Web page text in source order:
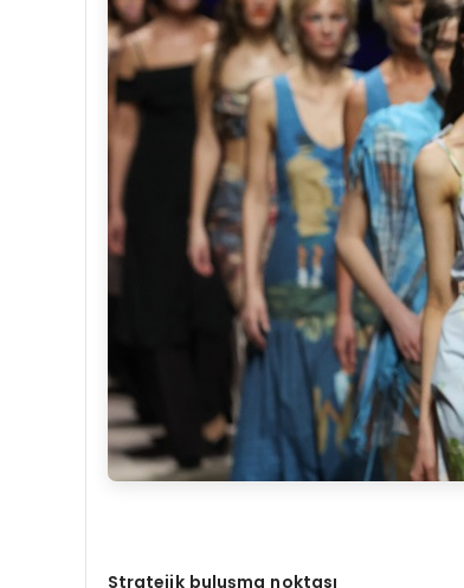
Stratejik buluşma noktası